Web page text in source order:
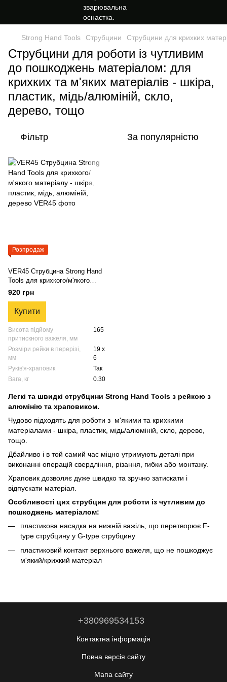
Strong Hand Tools Струбцини Струбцини для крихких
Струбцини для роботи із чутливим
до пошкоджень матеріалом: для
крихких та м'яких матеріалів - шкіра,
пластик, мідь/алюміній, скло,
дерево, тощо
Фільтр За популярністю
Розпродаж
VER45 Струбцина Strong Hand
Tools для крихкого/м'якого
матеріалу - шкіра, пластик,
мідь, алюміній, дерево
920 грн
Купити
Висота підйому
притискного важеля, мм
165
Розміри рейки в перерізі,
мм
19 х
6
Руків'я-храповик
Так
Вага, кг
0.30
Легкі та швидкі струбцини Strong Hand Tools з рейкою з
алюмінію та храповиком.
Чудово підходять для роботи з м'якими та крихкими
матеріалами - шкіра, пластик, мідь/алюміній, скло, дерево,
тощо.
Дбайливо і в той самий час міцно утримують деталі при
виконанні операцій свердління, різання, гибки або монтажу.
Храповик дозволяє дуже швидко та зручно затискати і
відпускати матеріал.
Особливості цих струбцин для роботи із чутливим до
пошкоджень матеріалом:
пластикова насадка на нижній важіль, що перетворює F-
type струбцину у G-type струбцину
пластиковий контакт верхнього важеля, що не пошкоджує
м'який/крихкий матеріал
+380969534153
Контактна інформація
Повна версія сайту
Мапа сайту